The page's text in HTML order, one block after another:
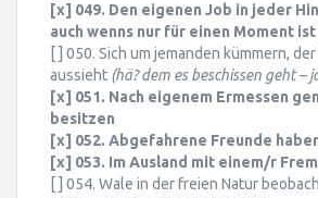
[x] 049. Den eigenen Job in jeder
auch wenns nur für einen Moment ist
[ ] 050. Sich um jemanden kümmern,
aussieht (hä? dem es beschissen geht –
[x] 051. Nach eigenem Ermessen
besitzen
[x] 052. Abgefahrene Freunde
[x] 053. Im Ausland mit einem/r
[ ] 054. Wale in der freien Natur